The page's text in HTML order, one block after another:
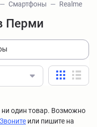
Смартфоны Realme
Перми
один товар. Возможно
Звоните или пишите на